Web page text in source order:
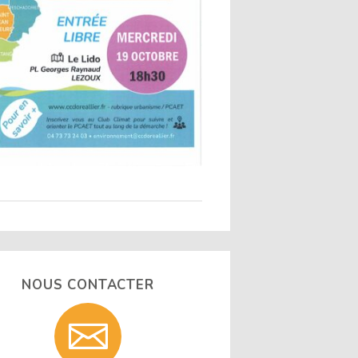
NOUS CONTACTER